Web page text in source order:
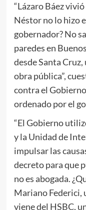
“Lázaro Báez
Néstor no lo hizo
gobernador? No
paredes en
desde Santa
obra pública”,
contra el
ordenado por el
“El Gobierno
y la Unidad de
impulsar las
decreto para que
no es abogada.
Mariano Federici,
viene del HSBC,